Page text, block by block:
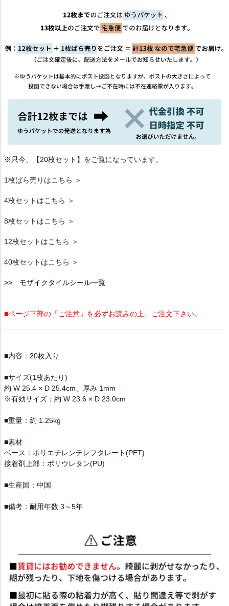
※只今、【20枚セット】をご覧になっています。
1枚ばら売りはこちら ＞
4枚セットはこちら ＞
8枚セットはこちら ＞
12枚セットはこちら ＞
40枚セットはこちら ＞
>> モザイクタイルシール一覧
■ページ下部の「ご注意」を必ずお読みの上、ご注文下さい。
■内容：20枚入り
■サイズ(1枚あたり)
約 W 25.4 × D 25.4cm、厚み 1mm
※有効サイズ：約 W 23.6 × D 23.0cm
■重量：約 1.25kg
■素材
ベース：ポリエチレンテレフタレート(PET)
接着剤上部：ポリウレタン(PU)
■生産国：中国
■備考：耐用年数 3～5年